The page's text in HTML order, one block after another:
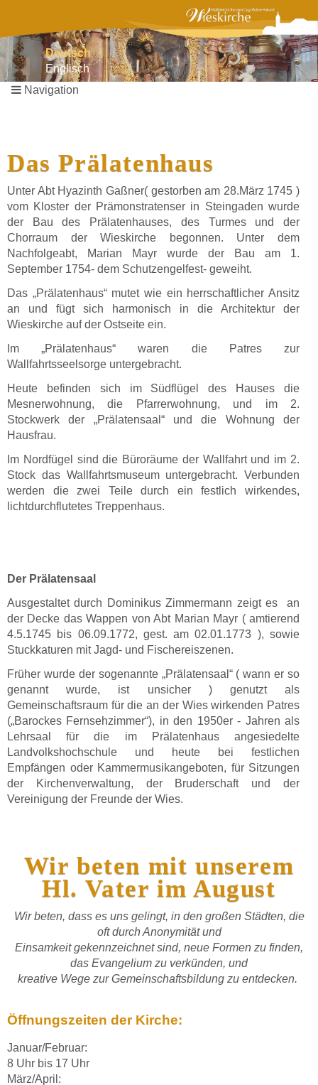
Deutsch
Englisch
Navigation
Navigation
Das Prälatenhaus
Unter Abt Hyazinth Gaßner( gestorben am 28.März 1745 )
vom Kloster der Prämonstratenser in Steingaden wurde
der Bau des Prälatenhauses, des Turmes und der
Chorraum der Wieskirche begonnen. Unter dem
Nachfolgeabt, Marian Mayr wurde der Bau am 1.
September 1754- dem Schutzengelfest- geweiht.
Das „Prälatenhaus“ mutet wie ein herrschaftlicher Ansitz
an und fügt sich harmonisch in die Architektur der
Wieskirche auf der Ostseite ein.
Im „Prälatenhaus“ waren die Patres zur
Wallfahrtsseelsorge untergebracht.
Heute befinden sich im Südflügel des Hauses die
Mesnerwohnung, die Pfarrerwohnung, und im 2.
Stockwerk der „Prälatensaal“ und die Wohnung der
Hausfrau.
Im Nordfügel sind die Büroräume der Wallfahrt und im 2.
Stock das Wallfahrtsmuseum untergebracht. Verbunden
werden die zwei Teile durch ein festlich wirkendes,
lichtdurchflutetes Treppenhaus.
Der Prälatensaal
Ausgestaltet durch Dominikus Zimmermann zeigt es an
der Decke das Wappen von Abt Marian Mayr ( amtierend
4.5.1745 bis 06.09.1772, gest. am 02.01.1773 ), sowie
Stuckkaturen mit Jagd- und Fischereiszenen.
Früher wurde der sogenannte „Prälatensaal“ ( wann er so
genannt wurde, ist unsicher ) genutzt als
Gemeinschaftsraum für die an der Wies wirkenden Patres
(„Barockes Fernsehzimmer“), in den 1950er - Jahren als
Lehrsaal für die im Prälatenhaus angesiedelte
Landvolkshochschule und heute bei festlichen
Empfängen oder Kammermusikangeboten, für Sitzungen
der Kirchenverwaltung, der Bruderschaft und der
Vereinigung der Freunde der Wies.
Wir beten mit unserem
Hl. Vater im August
Wir beten, dass es uns gelingt, in den großen Städten, die
oft durch Anonymität und
Einsamkeit gekennzeichnet sind, neue Formen zu finden,
das Evangelium zu verkünden, und
kreative Wege zur Gemeinschaftsbildung zu entdecken.
Öffnungszeiten der Kirche:
Januar/Februar:
8 Uhr bis 17 Uhr
März/April: